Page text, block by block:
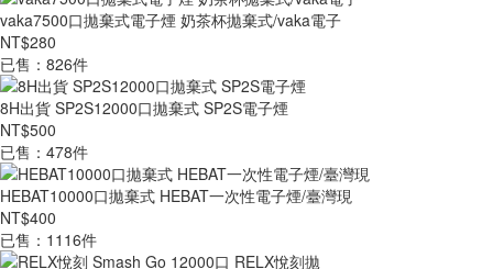
vaka7500口拋棄式電子煙 奶茶杯拋棄式/vaka電子
NT$280
已售：826件
8H出貨 SP2S12000口拋棄式 SP2S電子煙
NT$500
已售：478件
HEBAT10000口拋棄式 HEBAT一次性電子煙/臺灣現
NT$400
已售：1116件